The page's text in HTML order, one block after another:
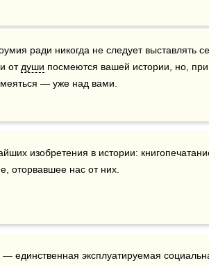
ради никогда не следует выставлять
от души посмеются вашей истории, но,
— уже над вами.
изобретения в истории:
оторвавшее нас от них.
— единственная эксплуатируемая